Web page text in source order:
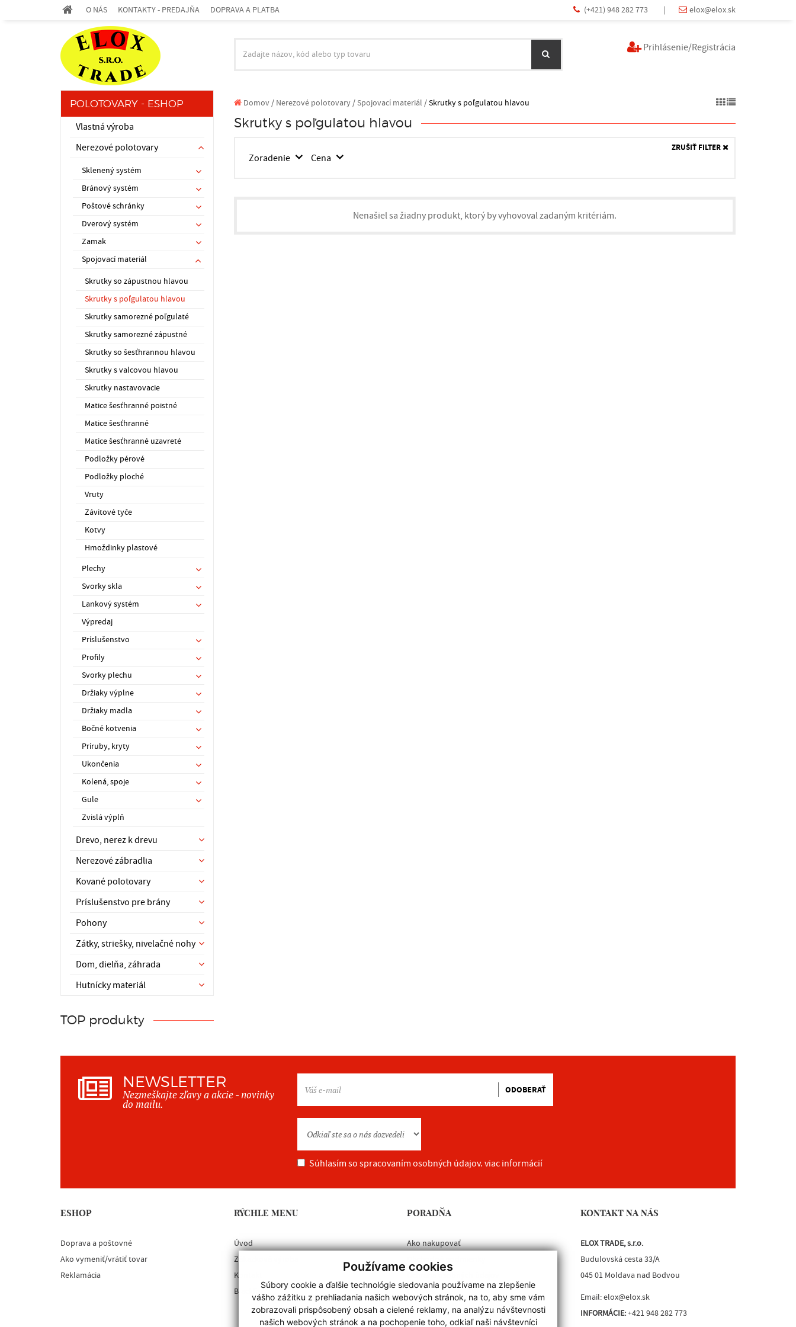
Používame cookies
Súbory cookie a ďalšie technológie sledovania používame na zlepšenie
vášho zážitku z prehliadania našich webových stránok, na to, aby sme vám
zobrazovali prispôsobený obsah a cielené reklamy, na analýzu návštevnosti
našich webových stránok a na pochopenie toho, odkiaľ naši návštevníci
(+421) 948 282 773 | elox@elox.sk
O NÁS KONTAKTY - PREDAJŇA DOPRAVA A PLATBA
Prihlásenie/Registrácia
POLOTOVARY - ESHOP
Vlastná výroba
Nerezové polotovary
Sklenený systém
Bránový systém
Poštové schránky
Dverový systém
Zamak
Spojovací materiál
Skrutky so zápustnou hlavou
Skrutky s poľgulatou hlavou
Skrutky samorezné poľgulaté
Skrutky samorezné zápustné
Skrutky so šesťhrannou hlavou
Skrutky s valcovou hlavou
Skrutky nastavovacie
Matice šesťhranné poistné
Matice šesťhranné
Matice šesťhranné uzavreté
Podložky pérové
Podložky ploché
Vruty
Závitové tyče
Kotvy
Hmoždinky plastové
Plechy
Svorky skla
Lankový systém
Výpredaj
Príslušenstvo
Profily
Svorky plechu
Držiaky výplne
Držiaky madla
Bočné kotvenia
Príruby, kryty
Ukončenia
Kolená, spoje
Gule
Zvislá výplň
Drevo, nerez k drevu
Nerezové zábradlia
Kované polotovary
Príslušenstvo pre brány
Pohony
Zátky, striešky, nivelačné nohy
Dom, dielňa, záhrada
Hutnícky materiál
TOP produkty
Domov/ Nerezové polotovary / Spojovací materiál /Skrutky s poľgulatou hlavou
Skrutky s poľgulatou hlavou
Zoradenie Cena
ZRUŠIŤ FILTER
Nenašiel sa žiadny produkt, ktorý by vyhovoval zadaným kritériám.
NEWSLETTER
Nezmeškajte zľavy a akcie - novinky
do mailu.
ODOBERAŤ
Súhlasím so spracovaním osobných údajov. viac informácií
ESHOP
Doprava a poštovné
Ako vymeniť/vrátiť tovar
Reklamácia
RÝCHLE MENU
Úvod
Zákazková výroba
Kontakt
Blacklist
PORADŇA
Ako nakupovať
Obchodné podmienky
Cookies
KONTAKT NA NÁS
ELOX TRADE, s.r.o.
Budulovská cesta 33/A
045 01 Moldava nad Bodvou
Email:elox@elox.sk
INFORMÁCIE:+421 948 282 773